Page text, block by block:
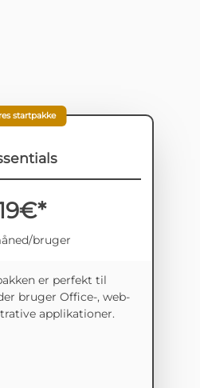
startpakke
bruger
er perfekt til
bruger Office-, web-
applikationer.